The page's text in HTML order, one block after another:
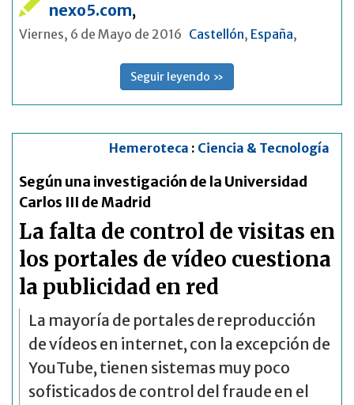
nexo5.com,
Viernes, 6 de Mayo de 2016 Castellón, España,
Seguir leyendo »
Hemeroteca : Ciencia & Tecnología
Según una investigación de la Universidad
Carlos III de Madrid
La falta de control de visitas en
los portales de vídeo cuestiona
la publicidad en red
La mayoría de portales de reproducción
de vídeos en internet, con la excepción de
YouTube, tienen sistemas muy poco
sofisticados de control del fraude en el